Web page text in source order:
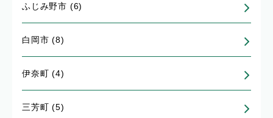
ふじみ野市 (6)
白岡市 (8)
伊奈町 (4)
三芳町 (5)